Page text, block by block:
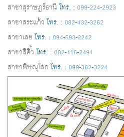
สาขาสุราษฎร์ธานีโทร. : 099-224-2923
สาขาสระแก้ว โทร. : 082-432-3262
สาขาเลย โทร. : 094-593-2242
สาขาสีคิ้ว โทร. : 082-416-2491
สาขาพิษณุโลก โทร. : 099-362-3224